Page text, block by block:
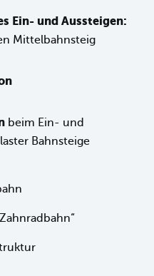
Ein- und Aussteigen:
Mittelbahnsteig
beim Ein- und
Bahnsteige